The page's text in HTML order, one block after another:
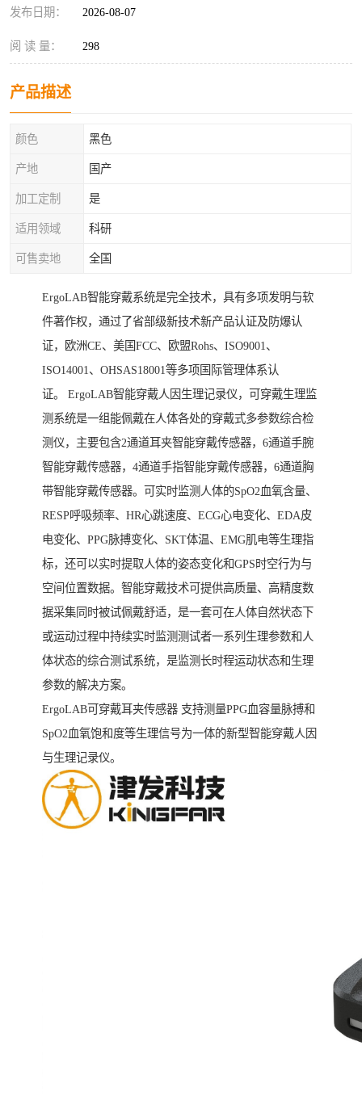
发布日期： 2026-08-07
阅 读 量： 298
产品描述
颜色 黑色
产地 国产
加工定制 是
适用领域 科研
可售卖地 全国
ErgoLAB智能穿戴系统是完全技术，具有多项发明与软
件著作权，通过了省部级新技术新产品认证及防爆认
证，欧洲CE、美国FCC、欧盟Rohs、ISO9001、
ISO14001、OHSAS18001等多项国际管理体系认
证。 ErgoLAB智能穿戴人因生理记录仪，可穿戴生理监
测系统是一组能佩戴在人体各处的穿戴式多参数综合检
测仪，主要包含2通道耳夹智能穿戴传感器，6通道手腕
智能穿戴传感器，4通道手指智能穿戴传感器，6通道胸
带智能穿戴传感器。可实时监测人体的SpO2血氧含量、
RESP呼吸频率、HR心跳速度、ECG心电变化、EDA皮
电变化、PPG脉搏变化、SKT体温、EMG肌电等生理指
标，还可以实时提取人体的姿态变化和GPS时空行为与
空间位置数据。智能穿戴技术可提供高质量、高精度数
据采集同时被试佩戴舒适，是一套可在人体自然状态下
或运动过程中持续实时监测测试者一系列生理参数和人
体状态的综合测试系统，是监测长时程运动状态和生理
参数的解决方案。
ErgoLAB可穿戴耳夹传感器 支持测量PPG血容量脉搏和
SpO2血氧饱和度等生理信号为一体的新型智能穿戴人因
与生理记录仪。